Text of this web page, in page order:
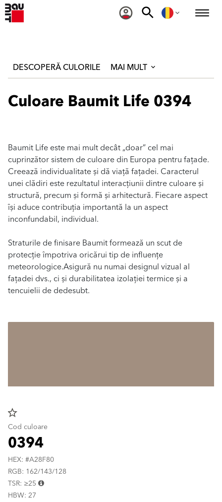
DESCOPERĂ CULORILE MAI MULT
Culoare Baumit Life 0394
Baumit Life este mai mult decât „doar” cel mai
cuprinzător sistem de culoare din Europa pentru fațade.
Creează individualitate și dă viață fațadei. Caracterul
unei clădiri este rezultatul interacțiunii dintre culoare și
structură, precum și formă și arhitectură. Fiecare aspect
își aduce contribuția importantă la un aspect
inconfundabil, individual.
Straturile de finisare Baumit formează un scut de
protecție împotriva oricărui tip de influențe
meteorologice.Asigură nu numai designul vizual al
fațadei dvs., ci și durabilitatea izolației termice și a
tencuielii de dedesubt.
star_border
Cod culoare
0394
HEX: #A28F80
RGB: 162/143/128
TSR: ≥25
HBW: 27